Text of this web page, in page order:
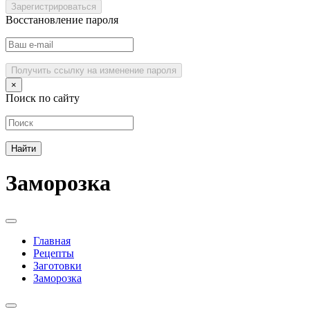
Зарегистрироваться
Восстановление пароля
Получить ссылку на изменение пароля
×
Поиск по сайту
Заморозка
Главная
Рецепты
Заготовки
Заморозка